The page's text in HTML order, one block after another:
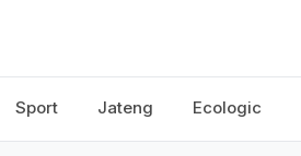
Sport Jateng Ecologic